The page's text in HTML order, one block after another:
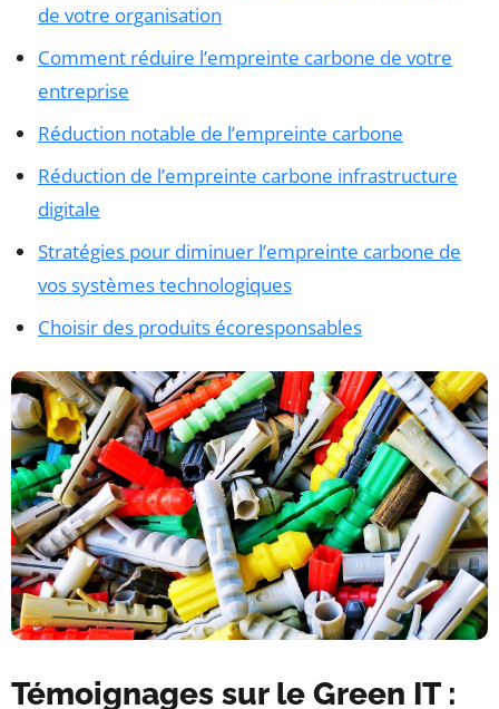
de votre organisation
Comment réduire l’empreinte carbone de votre
entreprise
Réduction notable de l’empreinte carbone
Réduction de l’empreinte carbone infrastructure
digitale
Stratégies pour diminuer l’empreinte carbone de
vos systèmes technologiques
Choisir des produits écoresponsables
Témoignages sur le Green IT :